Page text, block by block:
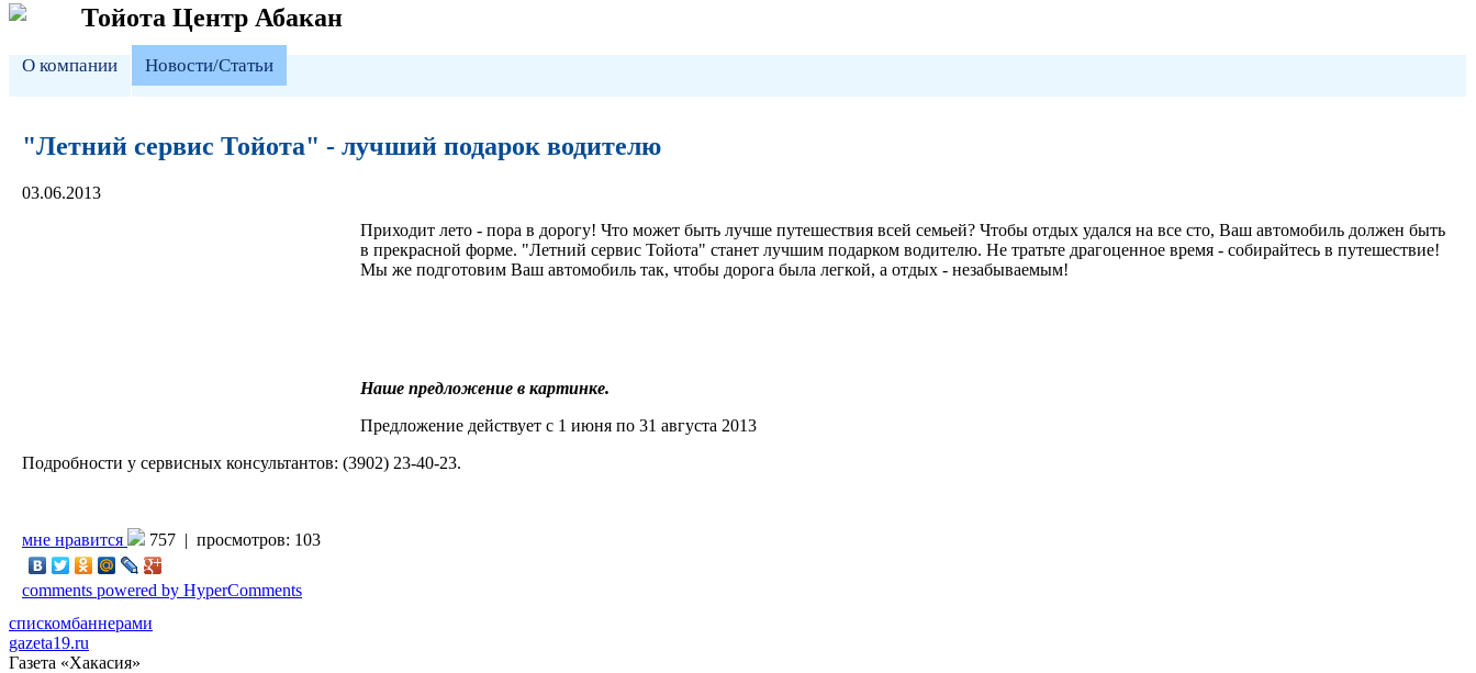
Тойота Центр Абакан
О компании Новости/Статьи
"Летний сервис Тойота" - лучший подарок водителю
03.06.2013
Приходит лето - пора в дорогу! Что может быть лучше путешествия всей семьей? Чтобы отдых удался на все сто, Ваш автомобиль должен быть
в прекрасной форме. "Летний сервис Тойота" станет лучшим подарком водителю. Не тратьте драгоценное время - собирайтесь в путешествие!
Мы же подготовим Ваш автомобиль так, чтобы дорога была легкой, а отдых - незабываемым!
Наше предложение в картинке.
Предложение действует с 1 июня по 31 августа 2013
Подробности у сервисных консультантов: (3902) 23-40-23.
мне нравится 757 | просмотров: 103
comments powered by HyperComments
спискомбаннерами
gazeta19.ru
Газета «Хакасия»